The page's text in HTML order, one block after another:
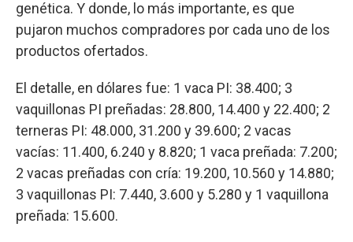
genética. Y donde, lo más importante, es que
pujaron muchos compradores por cada uno de los
productos ofertados.
El detalle, en dólares fue: 1 vaca PI: 38.400; 3
vaquillonas PI preñadas: 28.800, 14.400 y 22.400; 2
terneras PI: 48.000, 31.200 y 39.600; 2 vacas
vacías: 11.400, 6.240 y 8.820; 1 vaca preñada: 7.200;
2 vacas preñadas con cría: 19.200, 10.560 y 14.880;
3 vaquillonas PI: 7.440, 3.600 y 5.280 y 1 vaquillona
preñada: 15.600.